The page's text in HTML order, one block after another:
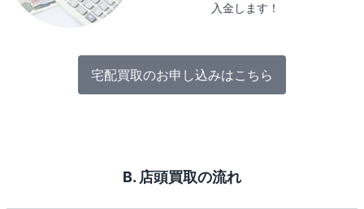
入金します！
宅配買取のお申し込みはこちら
B. 店頭買取の流れ